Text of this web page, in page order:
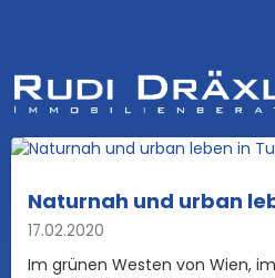
Naturnah und urban
17.02.2020
Im grünen Westen von Wien,